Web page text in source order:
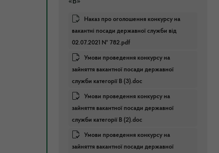
Наказ про оголошення конкурсу на
вакантні посади державної служби від
02.07.2021 № 782.pdf
Умови проведення конкурсу на
зайняття вакантної посади державної
служби категорії В (3).doc
Умови проведення конкурсу на
зайняття вакантної посади державної
служби категорії В (2).doc
Умови проведення конкурсу на
зайняття вакантної посади державної